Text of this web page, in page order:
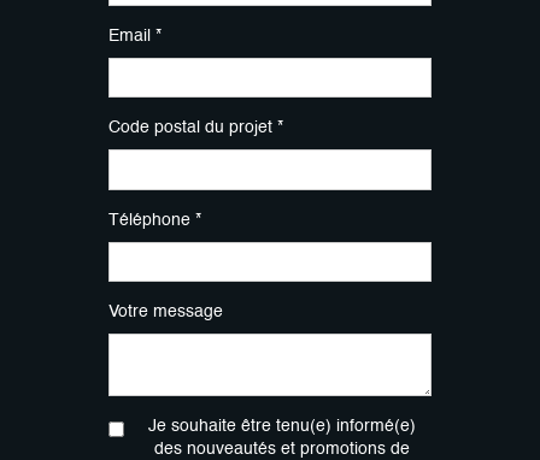
Email *
Code postal du projet *
Téléphone *
Votre message
Je souhaite être tenu(e) informé(e)
des nouveautés et promotions de